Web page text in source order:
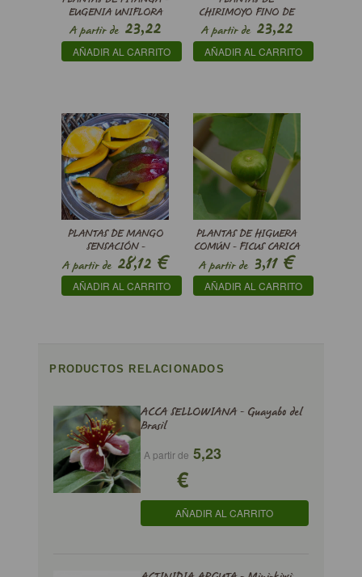
EUGENIA UNIFLORA
A partir de23,22
€
AÑADIR AL CARRITO
CHIRIMOYO FINO DE
JETE - ANNONA
CHERIMOLA
A partir de23,22
€
AÑADIR AL CARRITO
PLANTAS DE MANGO
SENSACIÓN -
MANGIFERA INDICA
A partir de28,12 €
AÑADIR AL CARRITO
PLANTAS DE HIGUERA
COMÚN - FICUS CARICA
A partir de3,11€
AÑADIR AL CARRITO
PRODUCTOS RELACIONADOS
ACCA SELLOWIANA - Guayabo del
Brasil
A partir de 5,23
€
AÑADIR AL CARRITO